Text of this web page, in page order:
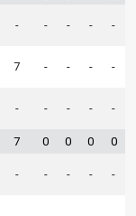
- - - - -
7 - - - -
- - - - -
7 0 0 0 0
- - - - -